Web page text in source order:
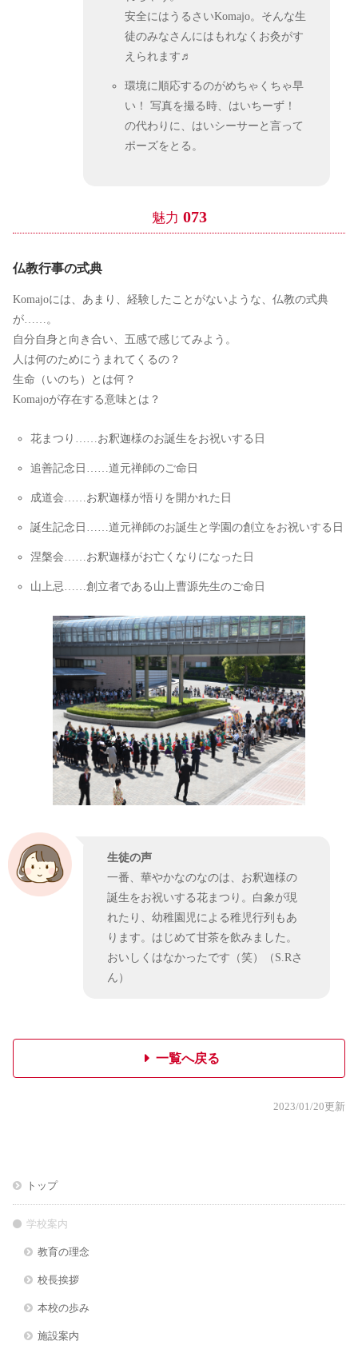
安全にはうるさいKomajo。そんな生
徒のみなさんにはもれなくお灸がす
えられます♬
環境に順応するのがめちゃくちゃ早
い！ 写真を撮る時、はいちーず！
の代わりに、はいシーサーと言って
ポーズをとる。
魅力 073
仏教行事の式典
Komajoには、あまり、経験したことがないような、仏教の式典
が……。
自分自身と向き合い、五感で感じてみよう。
人は何のためにうまれてくるの？
生命（いのち）とは何？
Komajoが存在する意味とは？
花まつり……お釈迦様のお誕生をお祝いする日
追善記念日……道元禅師のご命日
成道会……お釈迦様が悟りを開かれた日
誕生記念日……道元禅師のお誕生と学園の創立をお祝いする日
涅槃会……お釈迦様がお亡くなりになった日
山上忌……創立者である山上曹源先生のご命日
生徒の声
一番、華やかなのなのは、お釈迦様の
誕生をお祝いする花まつり。白象が現
れたり、幼稚園児による稚児行列もあ
ります。はじめて甘茶を飲みました。
おいしくはなかったです（笑）（S.Rさ
ん）
一覧へ戻る
2023/01/20更新
トップ
学校案内
教育の理念
校長挨拶
本校の歩み
施設案内